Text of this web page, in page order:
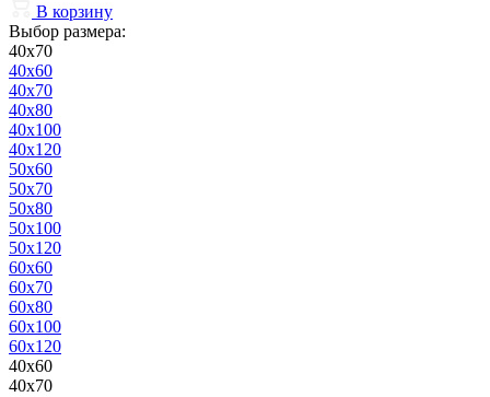
В корзину
Выбор размера:
40x70
40x60
40x70
40x80
40x100
40x120
50x60
50x70
50x80
50x100
50x120
60x60
60x70
60x80
60x100
60x120
40x60
40x70